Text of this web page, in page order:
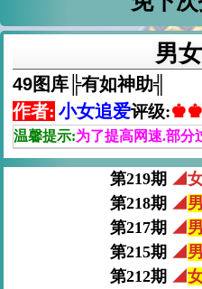
男
49图库╠有如神助╣
作者: 小女追爱评级:
温馨提示:为了提高网速.部分
第219期 ◢
第218期 ◢ 男
第217期 ◢ 男
第215期 ◢ 男
第212期 ◢